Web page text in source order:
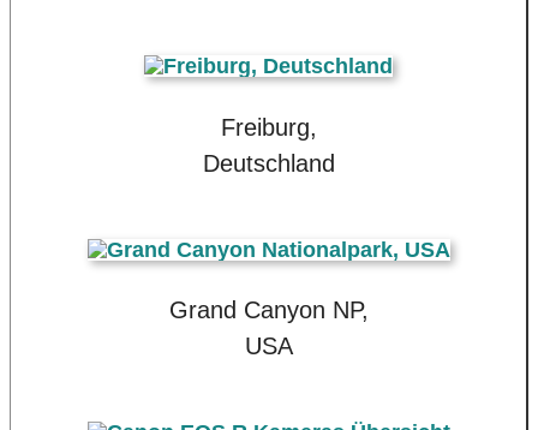
Freiburg,
Deutschland
Grand Canyon NP,
USA